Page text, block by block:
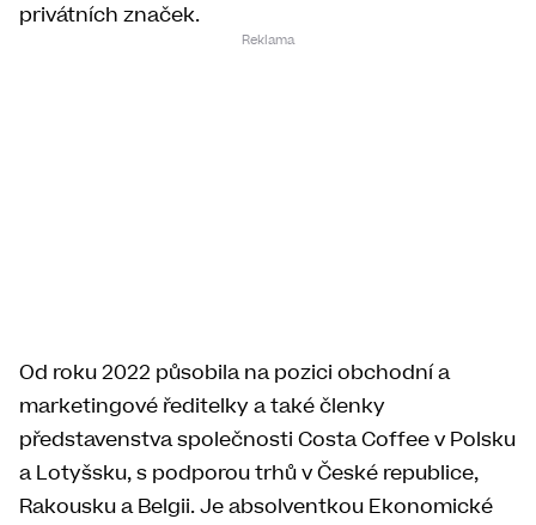
privátních značek.
Od roku 2022 působila na pozici obchodní a
marketingové ředitelky a také členky
představenstva společnosti Costa Coffee v Polsku
a Lotyšsku, s podporou trhů v České republice,
Rakousku a Belgii. Je absolventkou Ekonomické